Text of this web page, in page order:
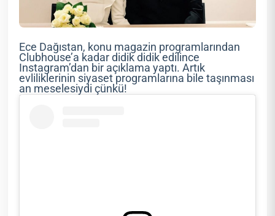
Ece Dağıstan, konu magazin programlarından
Clubhouse’a kadar didik didik edilince
Instagram’dan bir açıklama yaptı. Artık
evliliklerinin siyaset programlarına bile taşınması
an meselesiydi çünkü!